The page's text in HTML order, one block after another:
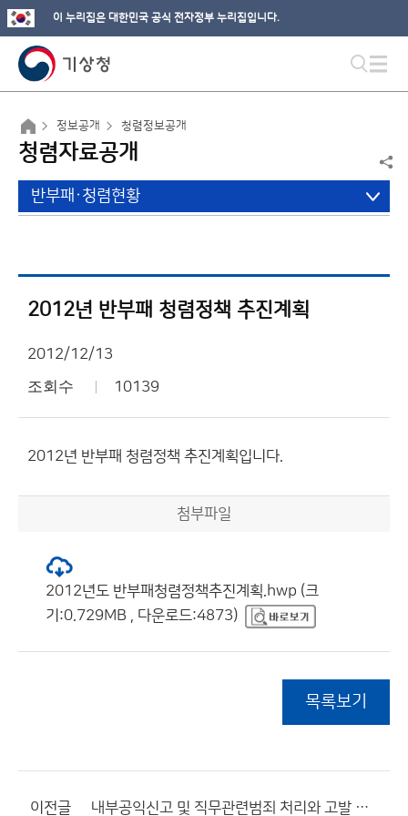
이 누리집은 대한민국 공식 전자정부 누리집입니다.
정보공개 청렴정보공개
청렴자료공개
반부패·청렴현황
2012년 반부패 청렴정책 추진계획
2012/12/13
조회수 10139
2012년 반부패 청렴정책 추진계획입니다.
첨부파일
2012년도 반부패청렴정책추진계획.hwp (크
기:0.729MB , 다운로드:4873)
목록보기
이전글 내부공익신고 및 직무관련범죄 처리와 고발 기준